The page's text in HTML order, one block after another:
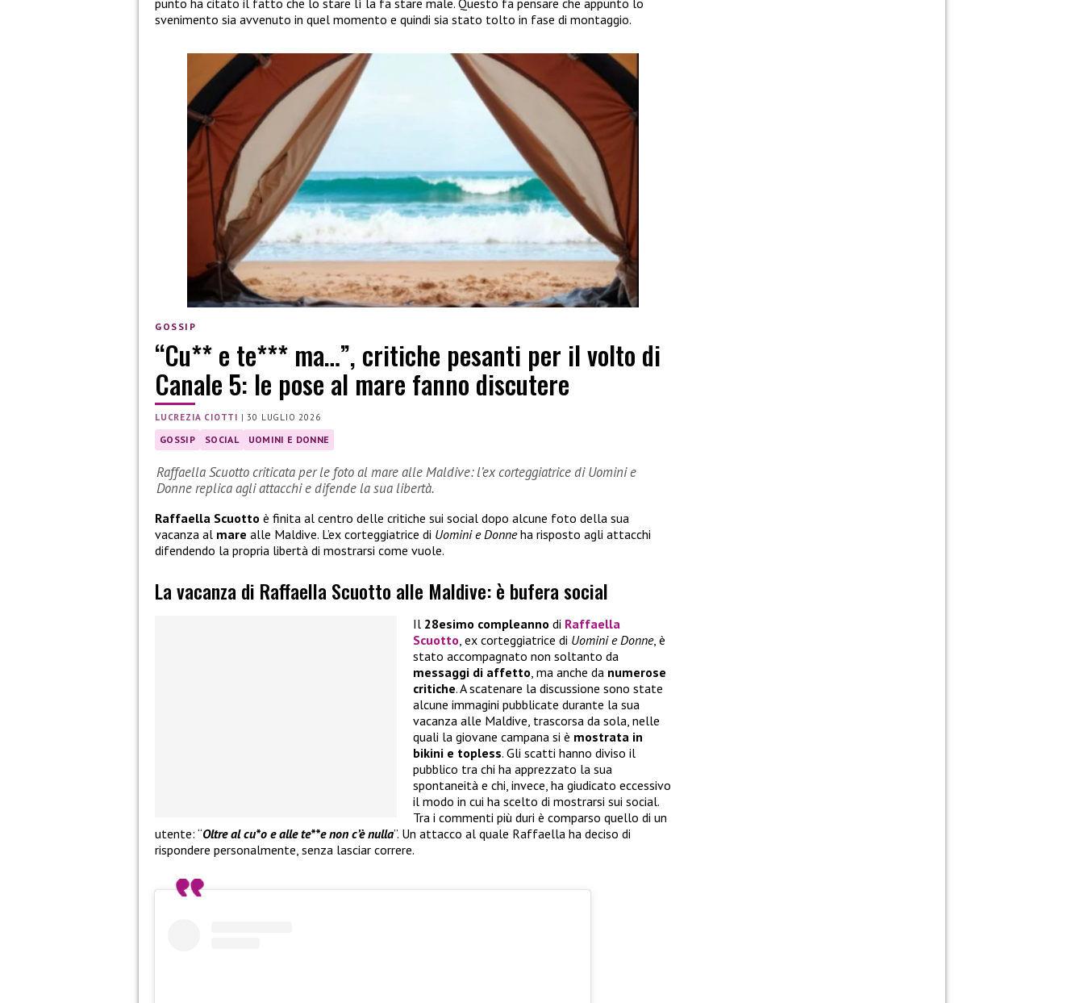
punto ha citato il fatto che lo stare lì la fa stare male. Questo fa pensare che appunto lo
svenimento sia avvenuto in quel momento e quindi sia stato tolto in fase di montaggio.
GOSSIP
“Cu** e te*** ma…”, critiche pesanti per il volto di
Canale 5: le pose al mare fanno discutere
LUCREZIA CIOTTI |30 LUGLIO 2026
GOSSIP SOCIAL UOMINI E DONNE
Raffaella Scuotto criticata per le foto al mare alle Maldive: l’ex corteggiatrice di Uomini e
Donne replica agli attacchi e difende la sua libertà.
Raffaella Scuotto è finita al centro delle critiche sui social dopo alcune foto della sua
vacanza al mare alle Maldive. L’ex corteggiatrice di Uomini e Donneha risposto agli attacchi
difendendo la propria libertà di mostrarsi come vuole.
La vacanza di Raffaella Scuotto alle Maldive: è bufera social
Il 28esimo compleanno di Raffaella
Scuotto, ex corteggiatrice di Uomini e Donne, è
stato accompagnato non soltanto da
messaggi di affetto, ma anche da numerose
critiche. A scatenare la discussione sono state
alcune immagini pubblicate durante la sua
vacanza alle Maldive, trascorsa da sola, nelle
quali la giovane campana si è mostrata in
bikini e topless. Gli scatti hanno diviso il
pubblico tra chi ha apprezzato la sua
spontaneità e chi, invece, ha giudicato eccessivo
il modo in cui ha scelto di mostrarsi sui social.
Tra i commenti più duri è comparso quello di un
utente: “Oltre al cu*o e alle te**e non c’è nulla”. Un attacco al quale Raffaella ha deciso di
rispondere personalmente, senza lasciar correre.